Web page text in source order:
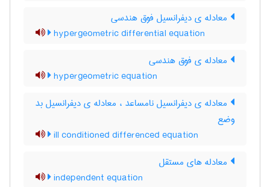
معادله ی دیفرانسیل فوق هندسی
hypergeometric differential equation
معادله ی فوق هندسی
hypergeometric equation
معادله ی دیفرانسیل نامساعد ، معادله ی دیفرانسیل بد
وضع
ill conditioned differenced equation
معادله های مستقل
independent equation